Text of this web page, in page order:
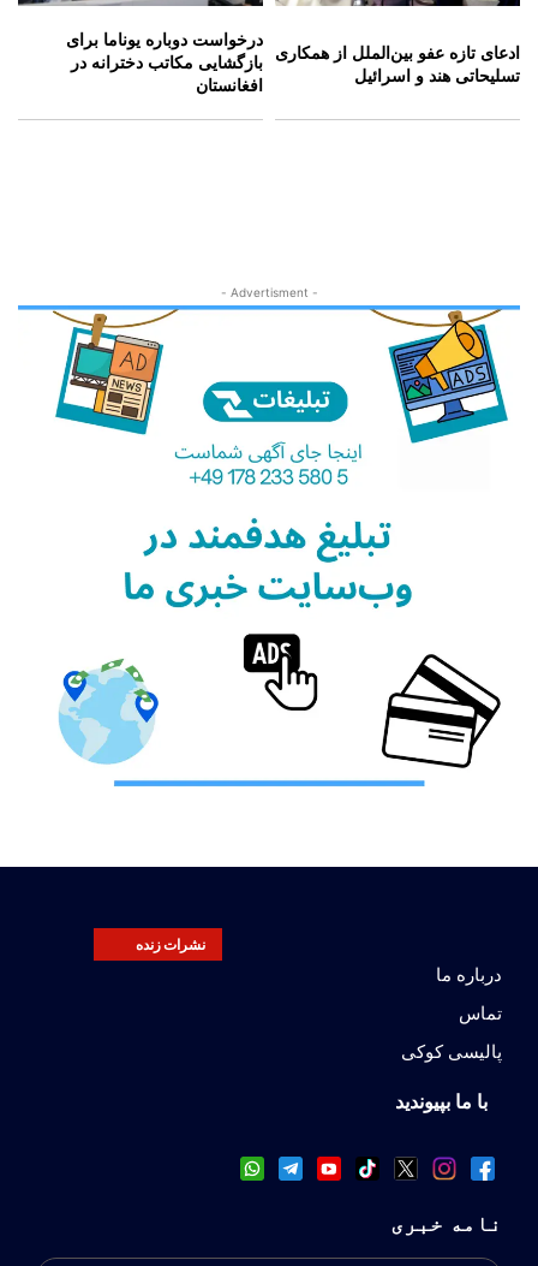
ادعای تازه عفو بین‌الملل از همکاری
تسلیحاتی هند و اسرائیل
درخواست دوباره یوناما برای
بازگشایی مکاتب دخترانه در
افغانستان
- Advertisment -
نشرات زنده
درباره ما
تماس
پالیسی کوکی
با ما بپیوندید
نامه خبری